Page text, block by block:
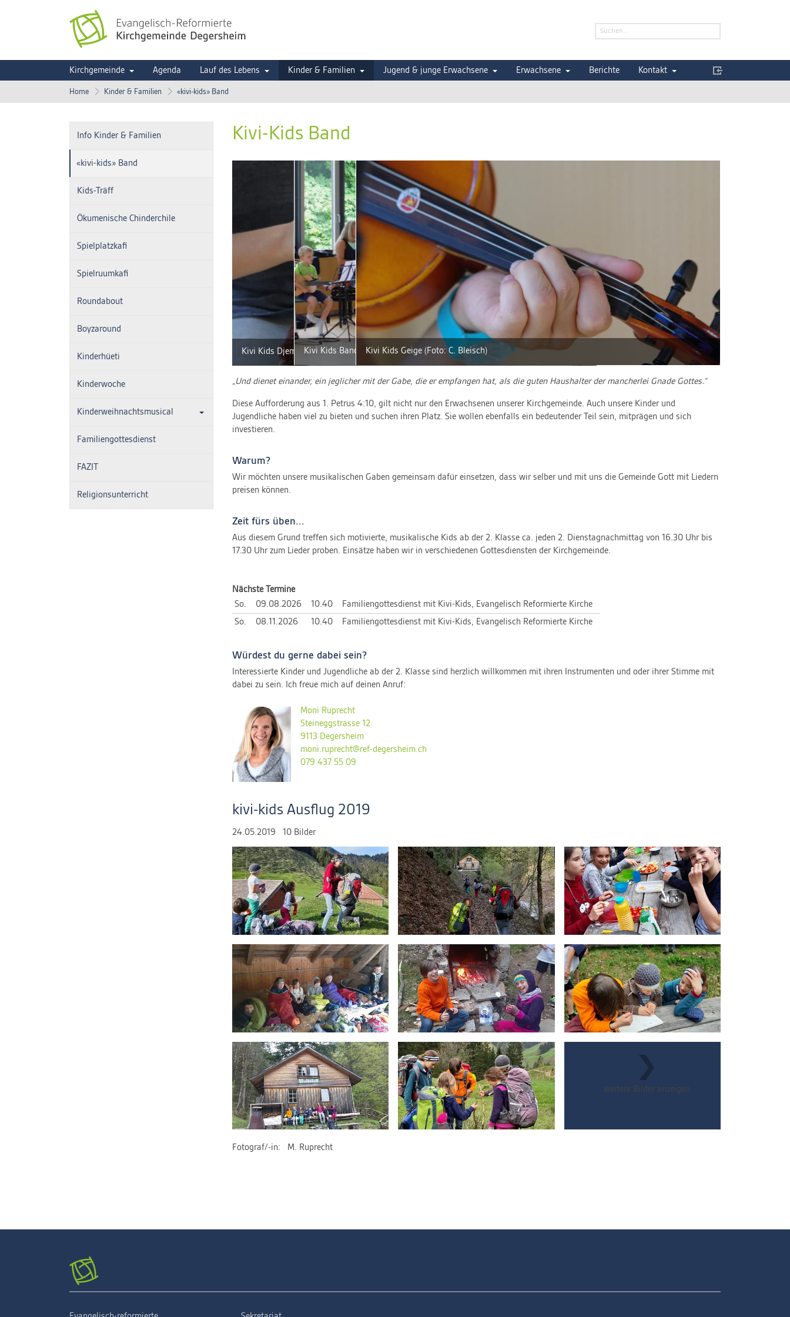
Kirchgemeinde Agenda Lauf des Lebens Kinder & Familien Jugend & junge Erwachsene Erwachsene Berichte Kontakt
Home Kinder & Familien «kivi-kids» Band
Info Kinder & Familien
«kivi-kids» Band
Kids-Träff
Ökumenische Chinderchile
Spielplatzkafi
Spielruumkafi
Roundabout
Boyzaround
Kinderhüeti
Kinderwoche
Kinderweihnachtsmusical
Familiengottesdienst
FAZIT
Religionsunterricht
Kivi-Kids Band
Kivi Kids Djembe (Foto: C. Bleisch)
Kivi Kids Band Foto: C. Bleisch)
Kivi Kids Geige (Foto: C. Bleisch)
„Und dienet einander, ein jeglicher mit der Gabe, die er empfangen hat, als die guten Haushalter der mancherlei Gnade Gottes.“
Diese Aufforderung aus 1. Petrus 4:10, gilt nicht nur den Erwachsenen unserer Kirchgemeinde. Auch unsere Kinder und
Jugendliche haben viel zu bieten und suchen ihren Platz. Sie wollen ebenfalls ein bedeutender Teil sein, mitprägen und sich
investieren.
Warum?
Wir möchten unsere musikalischen Gaben gemeinsam dafür einsetzen, dass wir selber und mit uns die Gemeinde Gott mit Liedern
preisen können.
Zeit fürs üben...
Aus diesem Grund treffen sich motivierte, musikalische Kids ab der 2. Klasse ca. jeden 2. Dienstagnachmittag von 16.30 Uhr bis
17.30 Uhr zum Lieder proben. Einsätze haben wir in verschiedenen Gottesdiensten der Kirchgemeinde.
Nächste Termine
So.
09.08.2026 10.40
Familiengottesdienst mit Kivi-Kids, Evangelisch Reformierte Kirche
So.
08.11.2026 10.40 Familiengottesdienst mit Kivi-Kids, Evangelisch Reformierte Kirche
Würdest du gerne dabei sein?
Interessierte Kinder und Jugendliche ab der 2. Klasse sind herzlich willkommen mit ihren Instrumenten und oder ihrer Stimme mit
dabei zu sein. Ich freue mich auf deinen Anruf:
Moni Ruprecht
Steineggstrasse 12
9113 Degersheim
moni.ruprecht@ref-degersheim.ch
079 437 55 09
kivi-kids Ausflug 2019
24.05.2019 10 Bilder
weitere Bilder anzeigen
Fotograf/-in M. Ruprecht